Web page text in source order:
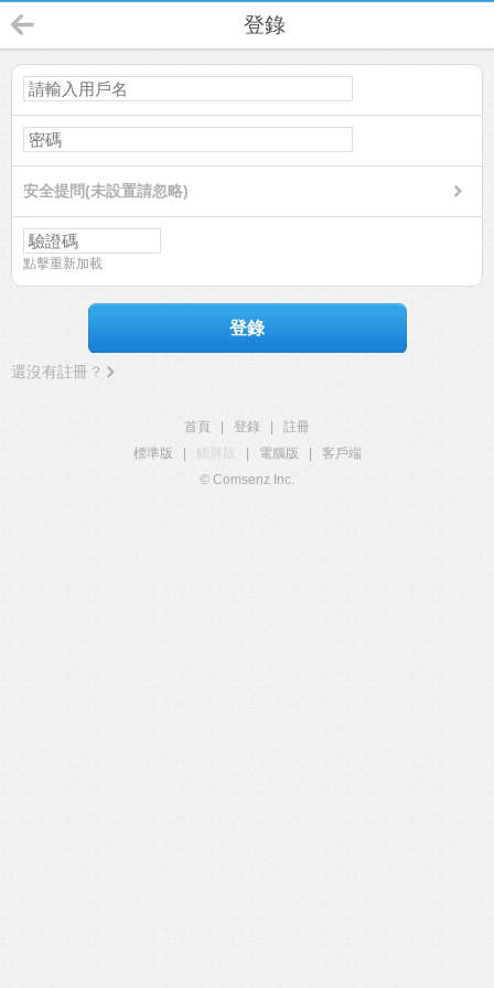
登錄
安全提問(未設置請忽略)
點擊重新加載
登錄
還沒有註冊？
首頁 登錄
註冊
標準版
觸屏版 電腦版
客戶端
© Comsenz Inc.